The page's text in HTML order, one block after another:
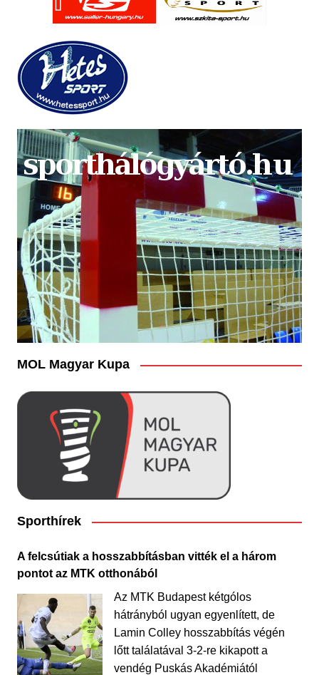
MOL Magyar Kupa
Sporthírek
A felcsútiak a hosszabbításban vitték el a három
pontot az MTK otthonából
Az MTK Budapest kétgólos
hátrányból ugyan egyenlített, de
Lamin Colley hosszabbítás végén
lőtt találatával 3-2-re kikapott a
vendég Puskás Akadémiától